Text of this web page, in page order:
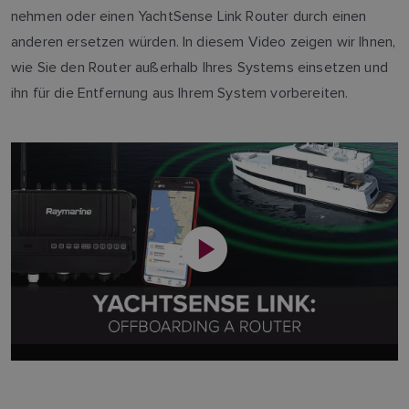
nehmen oder einen YachtSense Link Router durch einen
anderen ersetzen würden. In diesem Video zeigen wir Ihnen,
wie Sie den Router außerhalb Ihres Systems einsetzen und
ihn für die Entfernung aus Ihrem System vorbereiten.